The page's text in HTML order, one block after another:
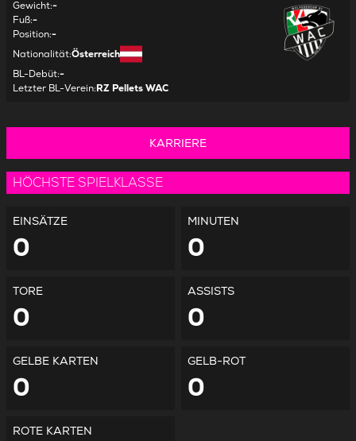
Gewicht:-
Fuß:-
Position:-
Nationalität:Österreich
BL-Debüt:-
Letzter BL-Verein:RZ Pellets WAC
KARRIERE
HÖCHSTE SPIELKLASSE
EINSÄTZE
0
MINUTEN
0
TORE
0
ASSISTS
0
GELBE KARTEN
0
GELB-ROT
0
ROTE KARTEN